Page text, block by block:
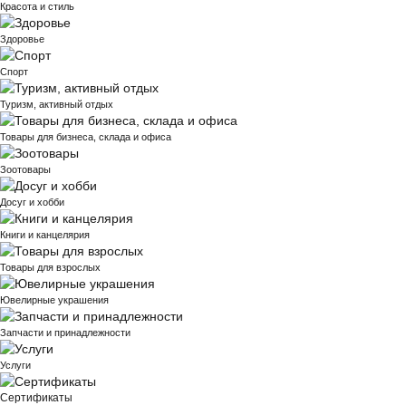
Красота и стиль
Здоровье
Спорт
Туризм, активный отдых
Товары для бизнеса, склада и офиса
Зоотовары
Досуг и хобби
Книги и канцелярия
Товары для взрослых
Ювелирные украшения
Запчасти и принадлежности
Услуги
Сертификаты